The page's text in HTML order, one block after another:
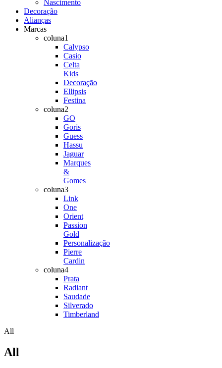
Nascimento
Decoração
Alianças
Marcas
coluna1
Calypso
Casio
Celta
Kids
Decoração
Ellipsis
Festina
coluna2
GO
Goris
Guess
Hassu
Jaguar
Marques
&
Gomes
coluna3
Link
One
Orient
Passion
Gold
Personalização
Pierre
Cardin
coluna4
Prata
Radiant
Saudade
Silverado
Timberland
All
All